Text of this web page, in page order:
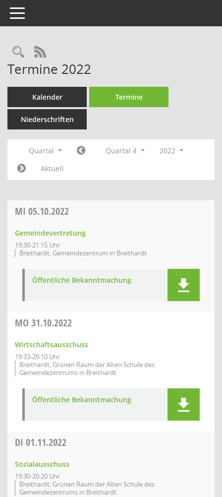
Toggle navigation
Rechercheauswahl
RSS-Feed
Termine 2022
Kalender Termine
Niederschriften
Quartal Quartal 4
2022
Aktuell
MI 05.10.2022
Gemeindevertretung
19:30-21:15 Uhr
Breithardt, Gemeindezentrum in Breithardt
Öffentliche Bekanntmachung
MO 31.10.2022
Wirtschaftsausschuss
19:33-20:10 Uhr
Breithardt, Grünen Raum der Alten Schule des
Gemeindezentrums in Breithardt
Öffentliche Bekanntmachung
DI 01.11.2022
Sozialausschuss
19:30-20:20 Uhr
Breithardt, Grünen Raum der Alten Schule des
Gemeindezentrums in Breithardt